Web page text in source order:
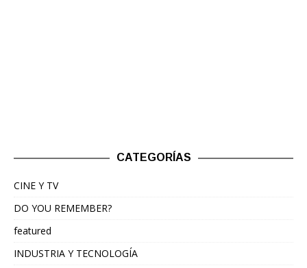
CATEGORÍAS
CINE Y TV
DO YOU REMEMBER?
featured
INDUSTRIA Y TECNOLOGÍA